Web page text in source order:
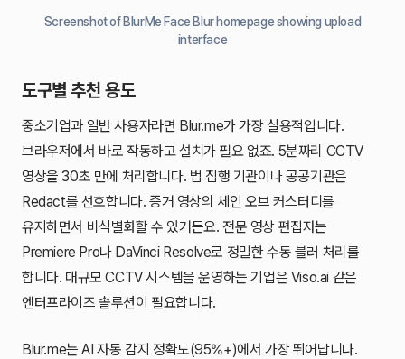
Screenshot of BlurMe Face Blur homepage showing upload
interface
도구별 추천 용도
중소기업과 일반 사용자라면 Blur.me가 가장 실용적입니다.
브라우저에서 바로 작동하고 설치가 필요 없죠. 5분짜리 CCTV
영상을 30초 만에 처리합니다. 법 집행 기관이나 공공기관은
Redact를 선호합니다. 증거 영상의 체인 오브 커스터디를
유지하면서 비식별화할 수 있거든요. 전문 영상 편집자는
Premiere Pro나 DaVinci Resolve로 정밀한 수동 블러 처리를
합니다. 대규모 CCTV 시스템을 운영하는 기업은 Viso.ai 같은
엔터프라이즈 솔루션이 필요합니다.
Blur.me는 AI 자동 감지 정확도(95%+)에서 가장 뛰어납니다.